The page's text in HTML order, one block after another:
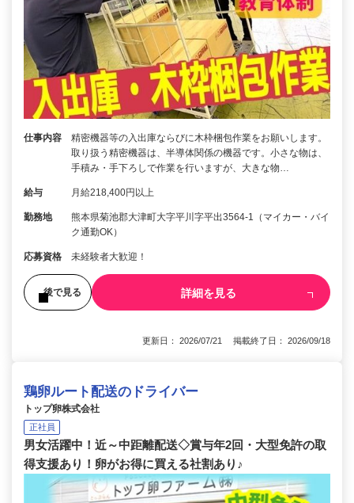
仕事内容
精密機器等の入出庫ならびに木枠梱包作業をお願いします。
取り扱う精密機器は、半導体関係の機器です。小さな物は、
手積み・手下ろしで作業を行いますが、大きな物…
給与 月給218,400円以上
勤務地
熊本県菊池郡大津町大字平川字平出3564-1（マイカー・バイ
ク通勤OK）
応募資格 未経験者大歓迎！
後で見る 詳細を見る
更新日： 2026/07/21 掲載終了日： 2026/09/18
鶏卵ルート配送のドライバー
トップ卵株式会社
正社員
男女活躍中！近～中距離配送◇賞与年2回・大型免許の取
得支援あり！卵がお得に買える社割あり♪